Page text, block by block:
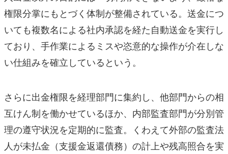
権限分掌にもとづく体制が整備されている。送金につ
いても複数名による社内承認を経た自動送金を実行し
ており、手作業によるミスや恣意的な操作が介在しな
い仕組みを確立しているという。
さらに出金権限を経理部門に集約し、他部門からの相
互けん制を働かせているほか、内部監査部門が分別管
理の遵守状況を定期的に監査。くわえて外部の監査法
人が未払金（支援金返還債務）の計上や残高照合を実